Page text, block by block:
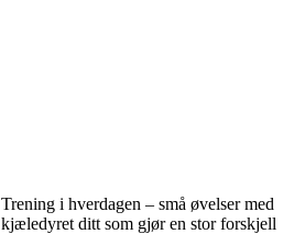
Trening i hverdagen – små øvelser med
kjæledyret ditt som gjør en stor forskjell